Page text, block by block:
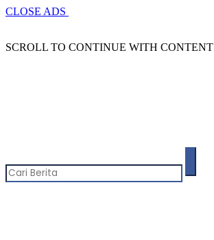
CLOSE ADS
SCROLL TO CONTINUE WITH CONTENT